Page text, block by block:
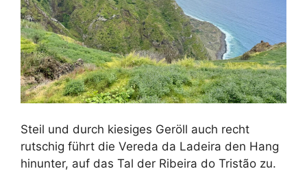
Steil und durch kiesiges Geröll auch recht
rutschig führt die Vereda da Ladeira den Hang
hinunter, auf das Tal der Ribeira do Tristão zu.